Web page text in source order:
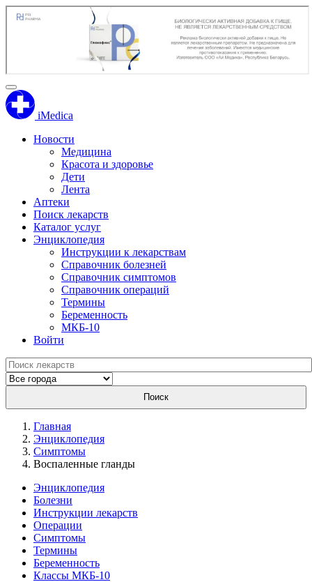
iMedica
Новости
Медицина
Красота и здоровье
Дети
Лента
Аптеки
Поиск лекарств
Каталог услуг
Энциклопедия
Инструкции к лекарствам
Справочник болезней
Справочник симптомов
Справочник операций
Термины
Беременность
МКБ-10
Войти
Поиск
Главная
Энциклопедия
Симптомы
Воспаленные гланды
Энциклопедия
Болезни
Инструкции лекарств
Операции
Симптомы
Термины
Беременность
Классы МКБ-10